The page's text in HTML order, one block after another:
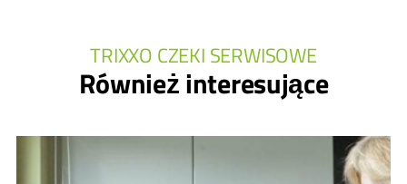
TRIXXO CZEKI SERWISOWE
Również interesujące